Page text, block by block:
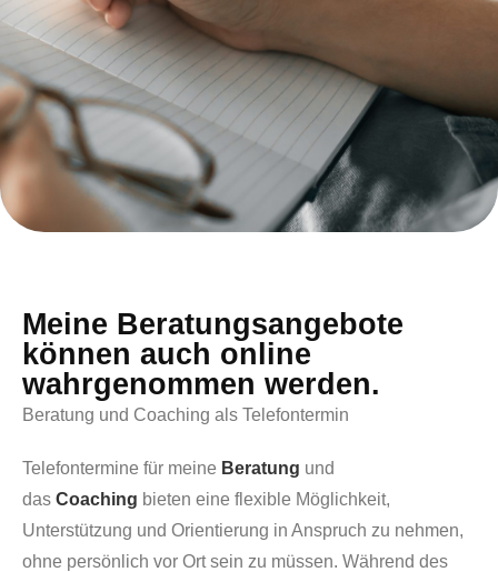
Meine Beratungsangebote
können auch online
wahrgenommen werden.
Beratung und Coaching als Telefontermin
Telefontermine für meine Beratung und
das Coaching bieten eine flexible Möglichkeit,
Unterstützung und Orientierung in Anspruch zu nehmen,
ohne persönlich vor Ort sein zu müssen. Während des